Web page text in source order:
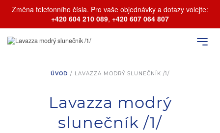
Změna telefonního čísla. Pro vaše objednávky a dotazy volejte:
+420 604 210 089, +420 607 064 807
ÚVOD / LAVAZZA MODRÝ SLUNEČNÍK /1/
Lavazza modrý
slunečník /1/